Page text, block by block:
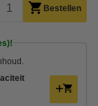
Bestellen